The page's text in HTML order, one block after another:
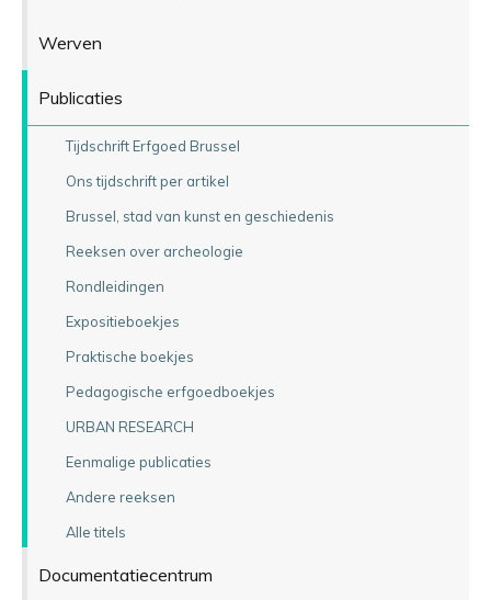
Werven
Publicaties
Tijdschrift Erfgoed Brussel
Ons tijdschrift per artikel
Brussel, stad van kunst en geschiedenis
Reeksen over archeologie
Rondleidingen
Expositieboekjes
Praktische boekjes
Pedagogische erfgoedboekjes
URBAN RESEARCH
Eenmalige publicaties
Andere reeksen
Alle titels
Documentatiecentrum